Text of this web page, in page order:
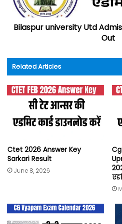
Bilaspur university Utd
Out
Related Articles
Ctet 2026 Answer Key
Sarkari Result
June 8, 2026